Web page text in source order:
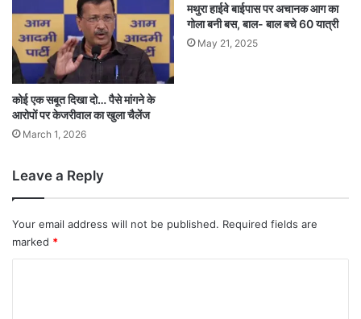
कोई एक सबूत दिखा दो… पैसे मांगने के
आरोपों पर केजरीवाल का खुला चैलेंज
March 1, 2026
मथुरा हाईवे बाईपास पर अचानक आग का
गोला बनी बस, बाल- बाल बचे 60 यात्री
May 21, 2025
Leave a Reply
Your email address will not be published. Required fields are
marked *